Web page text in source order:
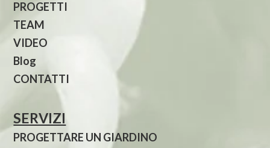
PROGETTI
TEAM
VIDEO
Blog
CONTATTI
SERVIZI
PROGETTARE UN GIARDINO